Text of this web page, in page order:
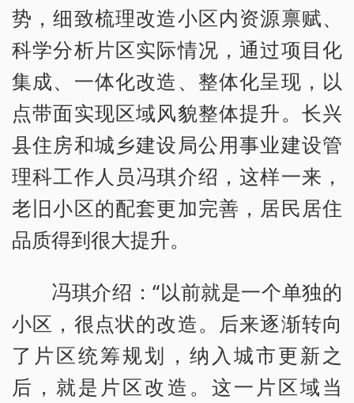
势，细致梳理改造小区内资源禀赋、
科学分析片区实际情况，通过项目化
集成、一体化改造、整体化呈现，以
点带面实现区域风貌整体提升。长兴
县住房和城乡建设局公用事业建设管
理科工作人员冯琪介绍，这样一来，
老旧小区的配套更加完善，居民居住
品质得到很大提升。
冯琪介绍：“以前就是一个单独的
小区，很点状的改造。后来逐渐转向
了片区统筹规划，纳入城市更新之
后，就是片区改造。这一片区域当